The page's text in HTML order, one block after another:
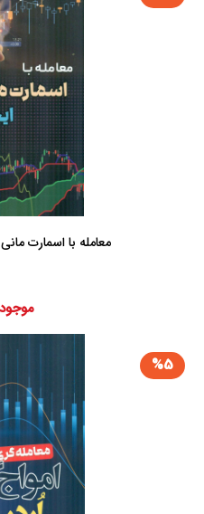
معامله با اسمارت
%5